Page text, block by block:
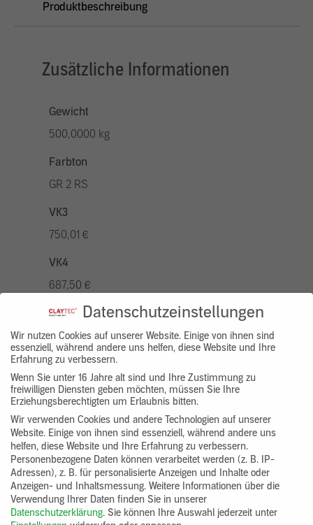
Produktbeschreibung
Zusätzliche Informationen
Gewicht
500,0000 kg
Farbton
GR 2 RS
VK3
750,01 €
VK4
687,50 €
VK5
875,01 €
VK7
625,00 €
Gruppenprodukt
yosima_designputz_bigb
Datenschutzeinstellungen
Wir nutzen Cookies auf unserer Website. Einige von ihnen sind
essenziell, während andere uns helfen, diese Website und Ihre
Erfahrung zu verbessern.
Wenn Sie unter 16 Jahre alt sind und Ihre Zustimmung zu
freiwilligen Diensten geben möchten, müssen Sie Ihre
Erziehungsberechtigten um Erlaubnis bitten.
Wir verwenden Cookies und andere Technologien auf unserer
Website. Einige von ihnen sind essenziell, während andere uns
helfen, diese Website und Ihre Erfahrung zu verbessern.
Personenbezogene Daten können verarbeitet werden (z. B. IP-
Adressen), z. B. für personalisierte Anzeigen und Inhalte oder
Anzeigen- und Inhaltsmessung. Weitere Informationen über die
Verwendung Ihrer Daten finden Sie in unserer
Datenschutzerklärung. Sie können Ihre Auswahl jederzeit unter